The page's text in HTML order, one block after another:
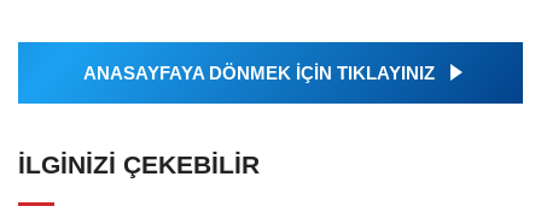
ANASAYFAYA DÖNMEK İÇİN TIKLAYINIZ
İLGINIZI ÇEKEBILIR